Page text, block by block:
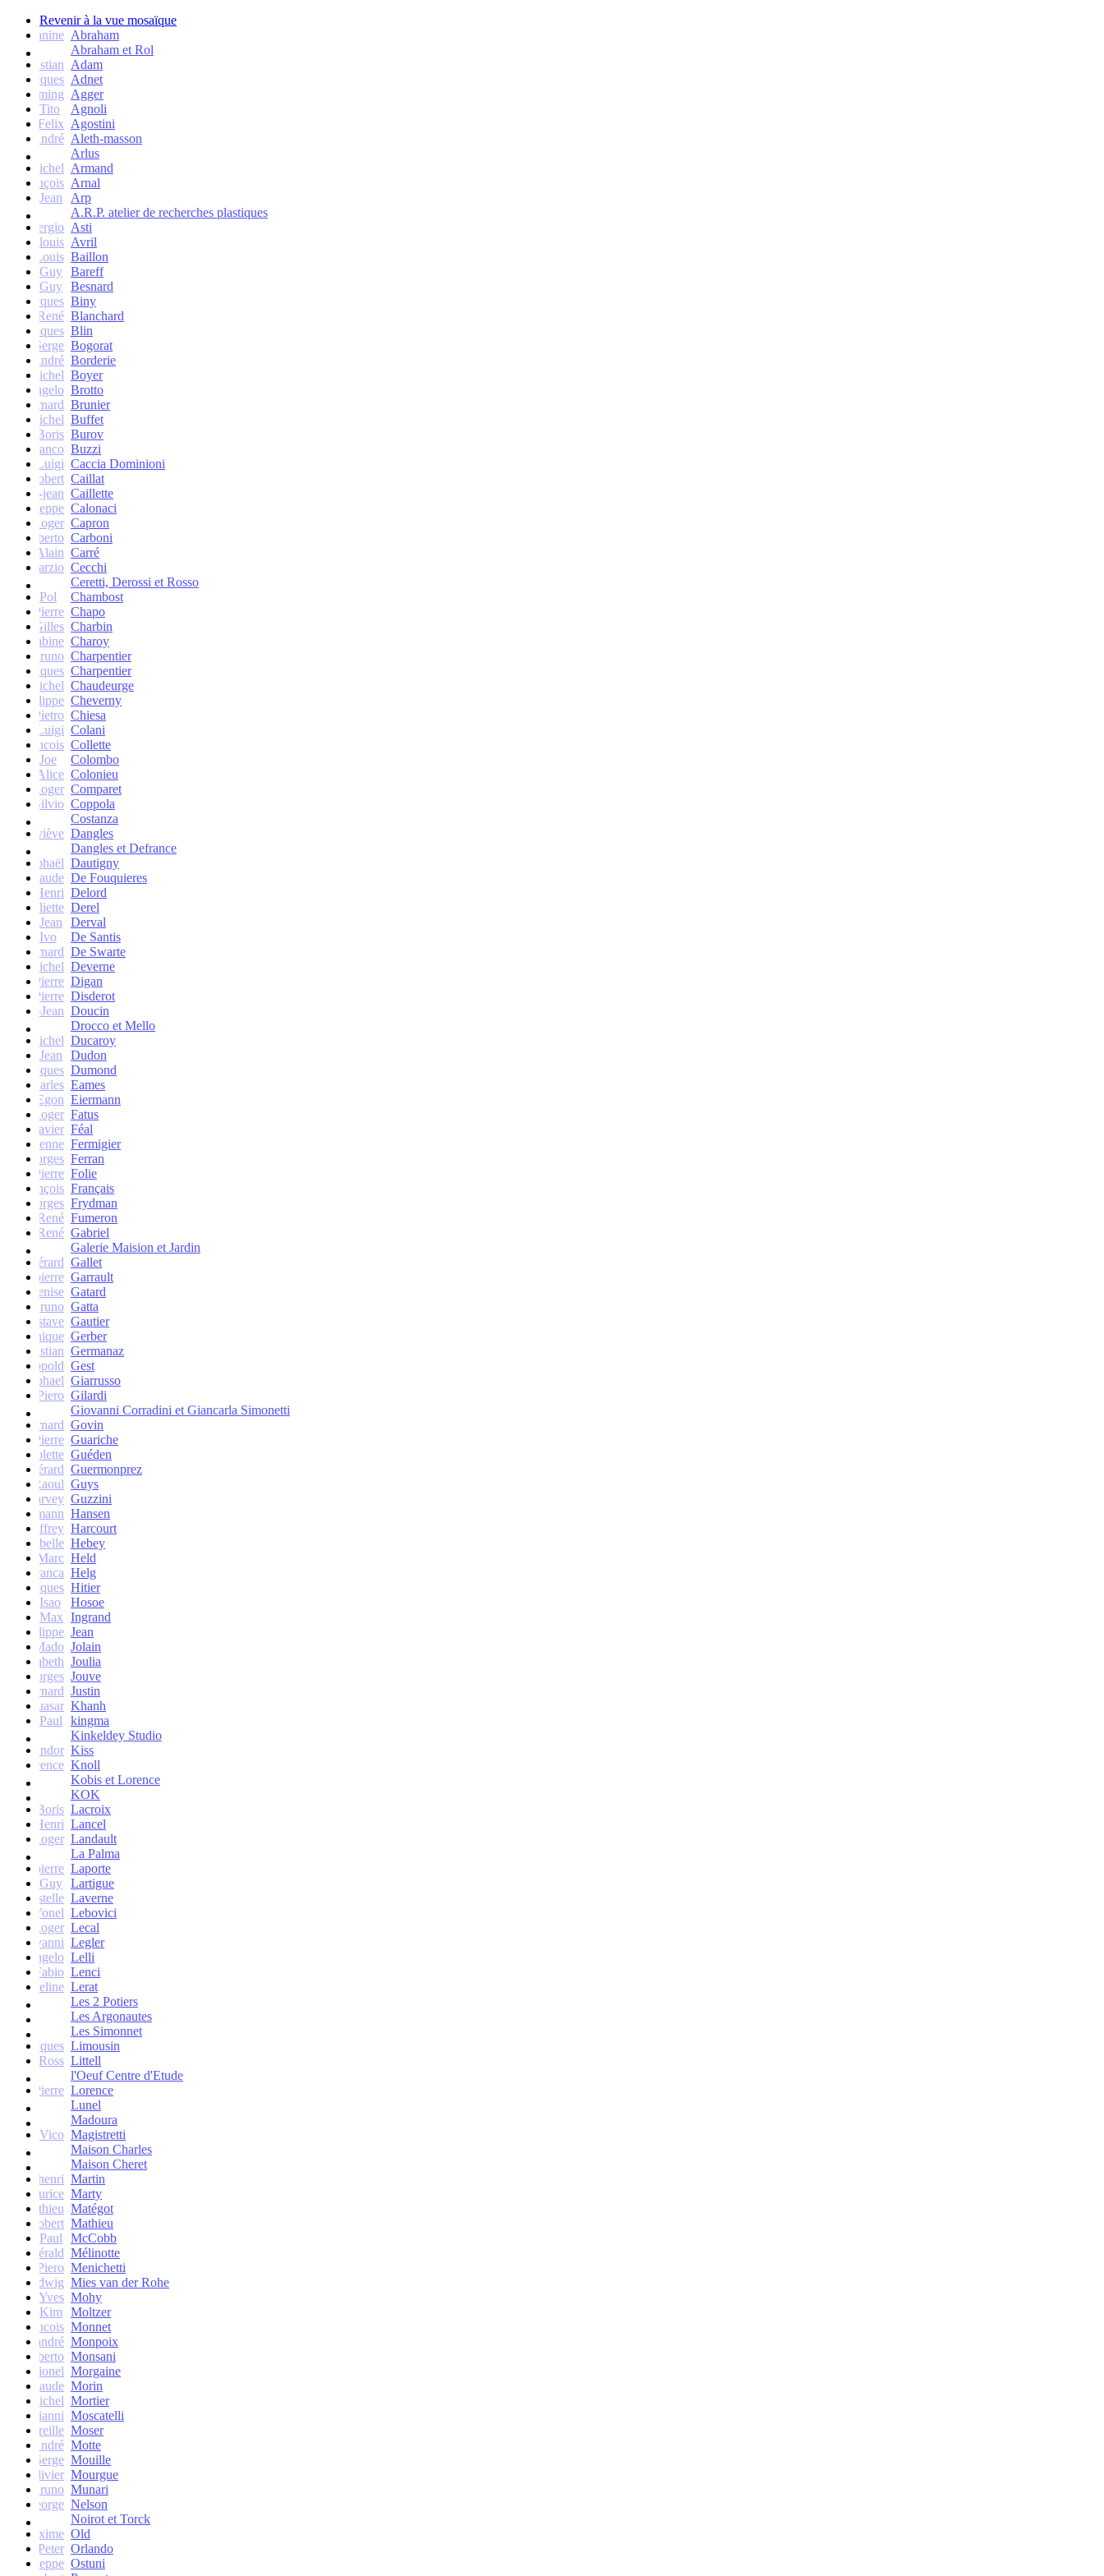
Revenir à la vue mosaïque
Janine Abraham
Abraham et Rol
Christian Adam
Jacques Adnet
Flemming Agger
Tito
Agnoli
Felix Agostini
André Aleth-masson
Arlus
Michel Armand
François Arnal
Jean
Arp
A.R.P. atelier de recherches plastiques
Sergio Asti
Jean-louis Avril
Louis Baillon
Guy Bareff
Guy Besnard
Jacques Biny
René Blanchard
Jacques Blin
Serge Bogorat
André Borderie
Michel Boyer
Angelo Brotto
Bernard Brunier
Michel Buffet
Boris Burov
Franco Buzzi
Luigi Caccia Dominioni
Robert Caillat
René-jean Caillette
Giuseppe Calonaci
Roger Capron
Erberto Carboni
Alain Carré
Marzio Cecchi
Ceretti, Derossi et Rosso
Pol
Chambost
Pierre Chapo
Gilles Charbin
Sabine Charoy
Bruno Charpentier
Jacques Charpentier
Jean-Michel Chaudeurge
Philippe Cheverny
Pietro Chiesa
Luigi Colani
francois Collette
Joe
Colombo
Alice Colonieu
Roger Comparet
Silvio Coppola
Costanza
Geneviève Dangles
Dangles et Defrance
Raphaël Dautigny
Claude De Fouquieres
Henri Delord
Juliette Derel
Jean
Derval
Ivo
De Santis
Bernard De Swarte
Michel Deverne
Pierre Digan
Pierre Disderot
André-Jean Doucin
Drocco et Mello
Michel Ducaroy
Jean
Dudon
Jacques Dumond
Charles Eames
Egon Eiermann
Roger Fatus
Xavier Féal
Etienne Fermigier
Georges Ferran
Pierre Folie
François Français
Georges Frydman
René Fumeron
René Gabriel
Galerie Maision et Jardin
Gérard Gallet
Jean-pierre Garrault
Denise Gatard
Bruno Gatta
Gustave Gautier
Monique Gerber
Christian Germanaz
Léopold Gest
Raphael Giarrusso
Piero Gilardi
Giovanni Corradini et Giancarla Simonetti
Bernard Govin
Pierre Guariche
Colette Guéden
Gérard Guermonprez
Raoul Guys
Harvey Guzzini
Lehmann Hansen
Geoffrey Harcourt
Isabelle Hebey
Marc Held
Franca Helg
Jacques Hitier
Isao
Hosoe
Max Ingrand
Philippe Jean
Mado Jolain
Elisabeth Joulia
Georges Jouve
Bernard Justin
Quasar Khanh
Paul
kingma
Kinkeldey Studio
Sandor Kiss
Florence Knoll
Kobis et Lorence
KOK
Jean-Boris Lacroix
Henri Lancel
Roger Landault
La Palma
Jean-pierre Laporte
Guy Lartigue
et Estelle Laverne
Yonel Lebovici
Roger Lecal
Giovanni Legler
Angelo Lelli
Fabio Lenci
Jacqueline Lerat
Les 2 Potiers
Les Argonautes
Les Simonnet
Jacques Limousin
Ross Littell
l'Oeuf Centre d'Etude
Jean-Pierre Lorence
Lunel
Madoura
Vico Magistretti
Maison Charles
Maison Cheret
henri Martin
Maurice Marty
Mathieu Matégot
Robert Mathieu
Paul
McCobb
Gérald Mélinotte
Piero Menichetti
Ludwig Mies van der Rohe
Yves Mohy
Kim
Moltzer
Francois Monnet
andré Monpoix
Roberto Monsani
Lionel Morgaine
Claude Morin
Michel Mortier
Gianni Moscatelli
Mireille Moser
André Motte
Serge Mouille
Olivier Mourgue
Bruno Munari
George Nelson
Noirot et Torck
Maxime Old
Peter Orlando
Giuseppe Ostuni